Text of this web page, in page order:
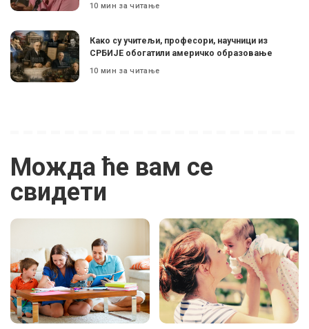
10 мин за читање
Како су учитељи, професори, научници из
СРБИЈЕ обогатили америчко образовање
10 мин за читање
Можда ће вам се
свидети